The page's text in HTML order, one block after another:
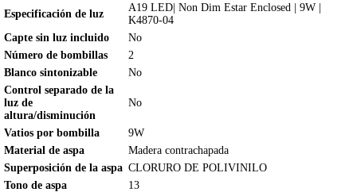
Especificación de luz
A19 LED| Non Dim Estar Enclosed | 9W |
K4870-04
Capte sin luz incluido
No
Número de bombillas
2
Blanco sintonizable
No
Control separado de la
luz de
altura/disminución
No
Vatios por bombilla
9W
Material de aspa
Madera contrachapada
Superposición de la aspa CLORURO DE POLIVINILO
Tono de aspa
13